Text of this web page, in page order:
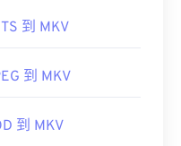
台。这一点很重要，
到 MKV
到 MKV
到 MKV